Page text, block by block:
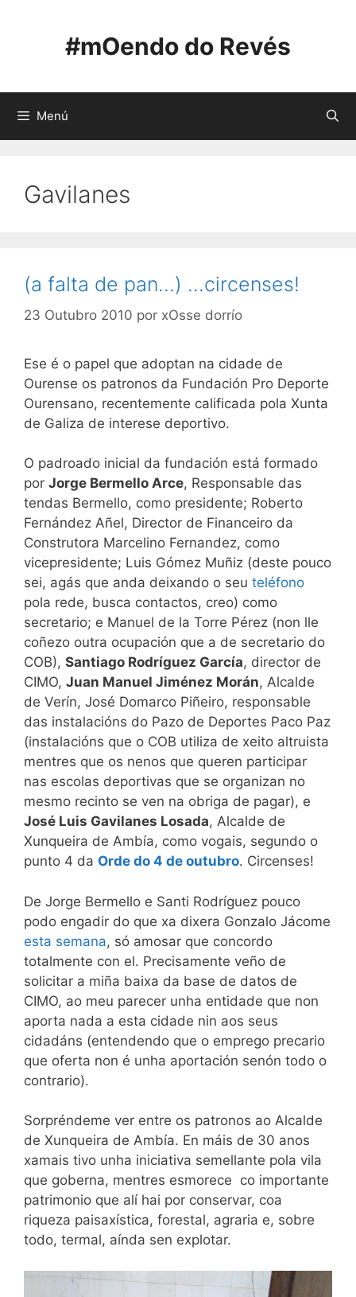
#mOendo do Revés
Menú
Gavilanes
(a falta de pan…) …circenses!
23 Outubro 2010 por xOsse dorrío
Ese é o papel que adoptan na cidade de
Ourense os patronos da Fundación Pro Deporte
Ourensano, recentemente calificada pola Xunta
de Galiza de interese deportivo.
O padroado inicial da fundación está formado
por Jorge Bermello Arce, Responsable das
tendas Bermello, como presidente; Roberto
Fernández Añel, Director de Financeiro da
Construtora Marcelino Fernandez, como
vicepresidente; Luis Gómez Muñiz (deste pouco
sei, agás que anda deixando o seu teléfono
pola rede, busca contactos, creo) como
secretario; e Manuel de la Torre Pérez (non lle
coñezo outra ocupación que a de secretario do
COB), Santiago Rodríguez García, director de
CIMO, Juan Manuel Jiménez Morán, Alcalde
de Verín, José Domarco Piñeiro, responsable
das instalacións do Pazo de Deportes Paco Paz
(instalacións que o COB utiliza de xeito altruista
mentres que os nenos que queren participar
nas escolas deportivas que se organizan no
mesmo recinto se ven na obriga de pagar), e
José Luis Gavilanes Losada, Alcalde de
Xunqueira de Ambía, como vogais, segundo o
punto 4 da Orde do 4 de outubro. Circenses!
De Jorge Bermello e Santi Rodríguez pouco
podo engadir do que xa dixera Gonzalo Jácome
esta semana, só amosar que concordo
totalmente con el. Precisamente veño de
solicitar a miña baixa da base de datos de
CIMO, ao meu parecer unha entidade que non
aporta nada a esta cidade nin aos seus
cidadáns (entendendo que o emprego precario
que oferta non é unha aportación senón todo o
contrario).
Sorpréndeme ver entre os patronos ao Alcalde
de Xunqueira de Ambía. En máis de 30 anos
xamais tivo unha iniciativa semellante pola vila
que goberna, mentres esmorece co importante
patrimonio que alí hai por conservar, coa
riqueza paisaxística, forestal, agraria e, sobre
todo, termal, aínda sen explotar.